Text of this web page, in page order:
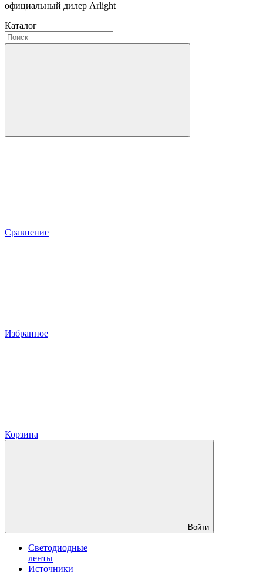
официальный дилер Arlight
Каталог
Сравнение
Избранное
Корзина
Войти
Светодиодные
ленты
Источники